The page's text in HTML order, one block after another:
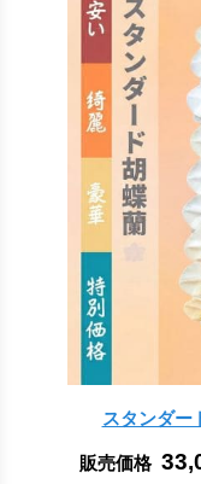
スタンダー
販売価格